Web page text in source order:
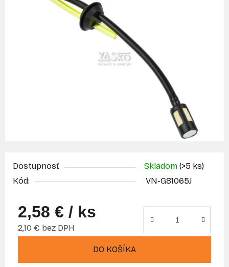
Dostupnosť Skladom (>5 ks)
Kód:
VN-G81065J
2,58 € / ks
2,10 € bez DPH
DO KOŠÍKA